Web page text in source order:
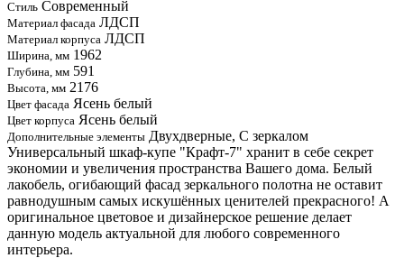
Стиль Современный
Материал фасада ЛДСП
Материал корпуса ЛДСП
Ширина, мм 1962
Глубина, мм 591
Высота, мм 2176
Цвет фасада Ясень белый
Цвет корпуса Ясень белый
Дополнительные элементы Двухдверные, С зеркалом
Универсальный шкаф-купе "Крафт-7" хранит в себе секрет
экономии и увеличения пространства Вашего дома. Белый
лакобель, огибающий фасад зеркального полотна не оставит
равнодушным самых искушённых ценителей прекрасного! А
оригинальное цветовое и дизайнерское решение делает
данную модель актуальной для любого современного
интерьера.